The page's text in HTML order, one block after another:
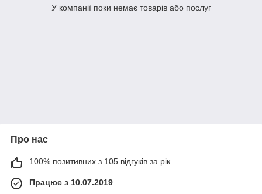
У компанії поки немає товарів або послуг
Про нас
100% позитивних з 105 відгуків за рік
Працює з 10.07.2019